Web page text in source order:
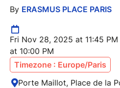
By ERASMUS PLACE PARIS
Fri Nov 28, 2025 at 11:45
at 10:00 PM
Timezone : Europe/Paris
Porte Maillot, Place de la